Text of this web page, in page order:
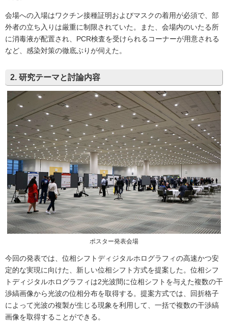
会場への入場はワクチン接種証明およびマスクの着用が必須で、部
外者の立ち入りは厳重に制限されていた。また、会場内のいたる所
に消毒液が配置され、PCR検査を受けられるコーナーが用意される
など、感染対策の徹底ぶりが伺えた。
2. 研究テーマと討論内容
ポスター発表会場
今回の発表では、位相シフトディジタルホログラフィの高速かつ安
定的な実現に向けた、新しい位相シフト方式を提案した。位相シフ
トディジタルホログラフィは2光波間に位相シフトを与えた複数の干
渉縞画像から光波の位相分布を取得する。提案方式では、回折格子
によって光波の複製が生じる現象を利用して、一括で複数の干渉縞
画像を取得することができる。